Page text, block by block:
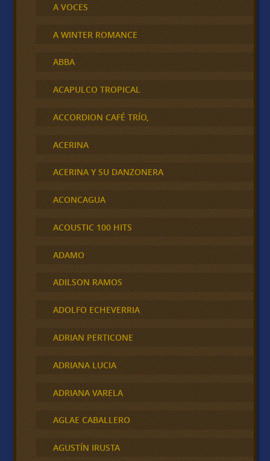
A VOCES
A WINTER ROMANCE
ABBA
ACAPULCO TROPICAL
ACCORDION CAFÉ TRÍO,
ACERINA
ACERINA Y SU DANZONERA
ACONCAGUA
ACOUSTIC 100 HITS
ADAMO
ADILSON RAMOS
ADOLFO ECHEVERRIA
ADRIAN PERTICONE
ADRIANA LUCIA
ADRIANA VARELA
AGLAE CABALLERO
AGUSTÍN IRUSTA